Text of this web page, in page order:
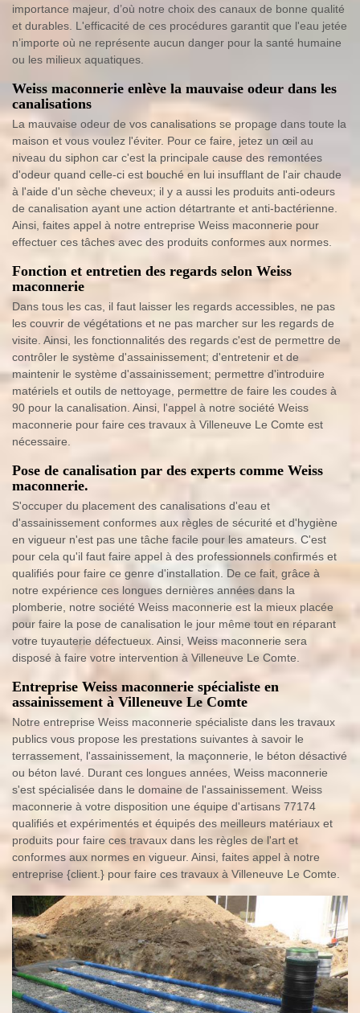
importance majeur, d’où notre choix des canaux de bonne qualité
et durables. L'efficacité de ces procédures garantit que l'eau jetée
n’importe où ne représente aucun danger pour la santé humaine
ou les milieux aquatiques.
Weiss maconnerie enlève la mauvaise odeur dans les
canalisations
La mauvaise odeur de vos canalisations se propage dans toute la
maison et vous voulez l'éviter. Pour ce faire, jetez un œil au
niveau du siphon car c'est la principale cause des remontées
d'odeur quand celle-ci est bouché en lui insufflant de l'air chaude
à l'aide d'un sèche cheveux; il y a aussi les produits anti-odeurs
de canalisation ayant une action détartrante et anti-bactérienne.
Ainsi, faites appel à notre entreprise Weiss maconnerie pour
effectuer ces tâches avec des produits conformes aux normes.
Fonction et entretien des regards selon Weiss
maconnerie
Dans tous les cas, il faut laisser les regards accessibles, ne pas
les couvrir de végétations et ne pas marcher sur les regards de
visite. Ainsi, les fonctionnalités des regards c'est de permettre de
contrôler le système d'assainissement; d'entretenir et de
maintenir le système d'assainissement; permettre d'introduire
matériels et outils de nettoyage, permettre de faire les coudes à
90 pour la canalisation. Ainsi, l'appel à notre société Weiss
maconnerie pour faire ces travaux à Villeneuve Le Comte est
nécessaire.
Pose de canalisation par des experts comme Weiss
maconnerie.
S'occuper du placement des canalisations d'eau et
d'assainissement conformes aux règles de sécurité et d'hygiène
en vigueur n'est pas une tâche facile pour les amateurs. C'est
pour cela qu'il faut faire appel à des professionnels confirmés et
qualifiés pour faire ce genre d'installation. De ce fait, grâce à
notre expérience ces longues dernières années dans la
plomberie, notre société Weiss maconnerie est la mieux placée
pour faire la pose de canalisation le jour même tout en réparant
votre tuyauterie défectueux. Ainsi, Weiss maconnerie sera
disposé à faire votre intervention à Villeneuve Le Comte.
Entreprise Weiss maconnerie spécialiste en
assainissement à Villeneuve Le Comte
Notre entreprise Weiss maconnerie spécialiste dans les travaux
publics vous propose les prestations suivantes à savoir le
terrassement, l'assainissement, la maçonnerie, le béton désactivé
ou béton lavé. Durant ces longues années, Weiss maconnerie
s'est spécialisée dans le domaine de l'assainissement. Weiss
maconnerie à votre disposition une équipe d'artisans 77174
qualifiés et expérimentés et équipés des meilleurs matériaux et
produits pour faire ces travaux dans les règles de l'art et
conformes aux normes en vigueur. Ainsi, faites appel à notre
entreprise {client.} pour faire ces travaux à Villeneuve Le Comte.